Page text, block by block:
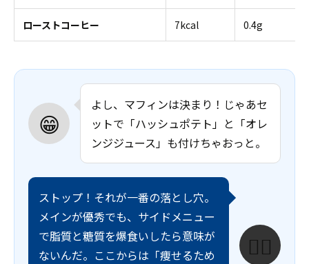
ローストコーヒー 7kcal 0.4g
😁
よし、マフィンは決まり！じゃあセ
ットで「ハッシュポテト」と「オレ
ンジジュース」も付けちゃおっと。
🏃‍♂️
ストップ！それが一番の落とし穴。
メインが優秀でも、サイドメニュー
で脂質と糖質を爆食いしたら意味が
ないんだ。ここからは「痩せるため